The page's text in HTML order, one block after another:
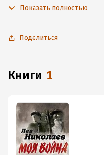
не расставаться с
Показать полностью
Поделиться
книги 1